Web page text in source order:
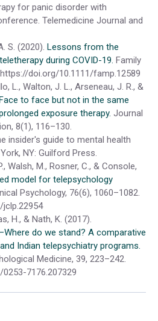
for panic disorder with
Telemedicine Journal and
S. (2020). Lessons from the
during COVID-19. Family
doi.org/10.1111/famp.12589
L., Walton, J. L., Arseneau, J. R., &
to face but not in the same
exposure therapy. Journal
8(1), 116–130.
insider's guide to mental health
NY: Guilford Press.
Walsh, M., Rosner, C., & Console,
model for telepsychology
Psychology, 76(6), 1060–1082.
H., & Nath, K. (2017).
do we stand? A comparative
Indian telepsychiatry programs.
Medicine, 39, 223–242.
7176.207329